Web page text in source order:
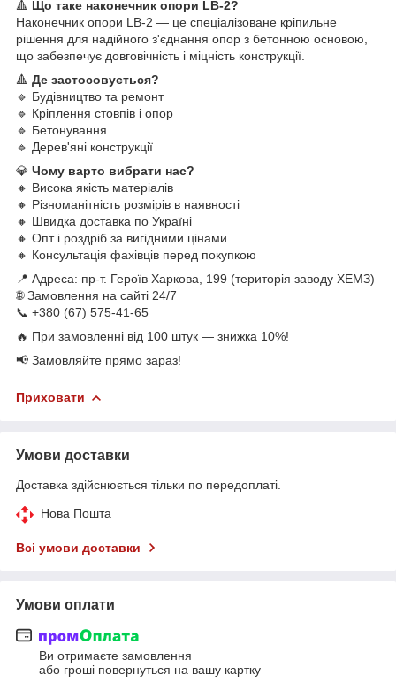
🔺 Що таке наконечник опори LB-2?
Наконечник опори LB-2 — це спеціалізоване кріпильне
рішення для надійного з'єднання опор з бетонною основою,
що забезпечує довговічність і міцність конструкції.
🔺 Де застосовується?
🔹 Будівництво та ремонт
🔹 Кріплення стовпів і опор
🔹 Бетонування
🔹 Дерев'яні конструкції
💎 Чому варто вибрати нас?
🔸 Висока якість матеріалів
🔸 Різноманітність розмірів в наявності
🔸 Швидка доставка по Україні
🔸 Опт і роздріб за вигідними цінами
🔸 Консультація фахівців перед покупкою
📍 Адреса: пр-т. Героїв Харкова, 199 (територія заводу ХЕМЗ)
🌐 Замовлення на сайті 24/7
📞 +380 (67) 575-41-65
🔥 При замовленні від 100 штук — знижка 10%!
📢 Замовляйте прямо зараз!
Приховати
Умови доставки
Доставка здійснюється тільки по передоплаті.
Нова Пошта
Всі умови доставки
Умови оплати
Ви отримаєте замовлення
або гроші повернуться на вашу картку